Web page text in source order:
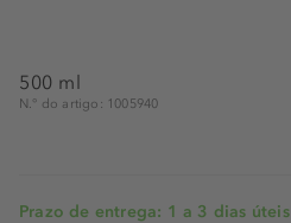
500 ml
N.° do artigo: 1005940
Prazo de entrega: 1 a 3 dias úteis